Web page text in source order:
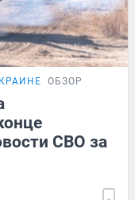
ОБЗОР
СВО за